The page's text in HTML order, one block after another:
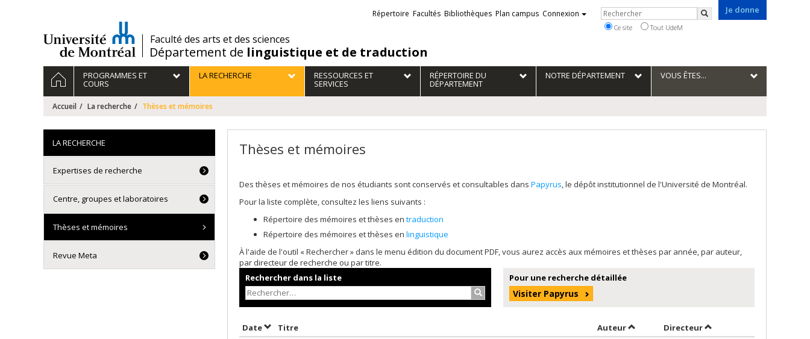
/Faculté des arts et des sciences
Département de linguistique et de traduction
Je donne
Liens
externes
Répertoire Facultés Bibliothèques Plan campus Connexion Rechercher
Rechercher
Ce site Tout UdeM
Navigation
principale
ACCUEILPROGRAMMES ET
COURS
LA RECHERCHE RESSOURCES ET
SERVICES
RÉPERTOIRE DU
DÉPARTEMENT
NOTRE DÉPARTEMENT VOUS ÊTES...
Accueil La recherche Thèses et mémoires
Thèses et mémoires
Des thèses et mémoires de nos étudiants sont conservés et consultables dans Papyrus, le dépôt institutionnel de l'Université de Montréal.
Pour la liste complète, consultez les liens suivants :
Répertoire des mémoires et thèses en traduction
Répertoire des mémoires et thèses en linguistique
À l'aide de l'outil « Rechercher » dans le menu édition du document PDF, vous aurez accès aux mémoires et thèses par année, par auteur,
par directeur de recherche ou par titre.
Rechercher dans la liste
Rechercher…
Pour une recherche détaillée
Visiter Papyrus
DateTrier par date en ordre croissant
Titre AuteurTrier par auteur en ordre croissant
Directeurpar contributeur en
LA RECHERCHE
Expertises de recherche
Centre, groupes et laboratoires
Thèses et mémoires
Revue Meta